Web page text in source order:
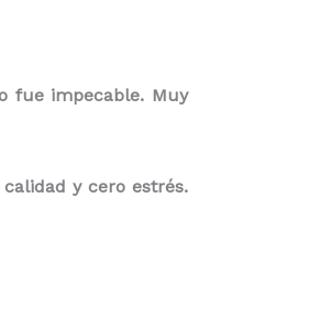
fue impecable. Muy
y cero estrés.